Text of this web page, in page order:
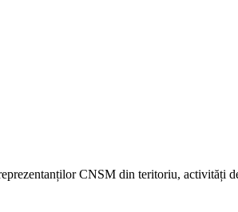
CNSM din teritoriu, activități